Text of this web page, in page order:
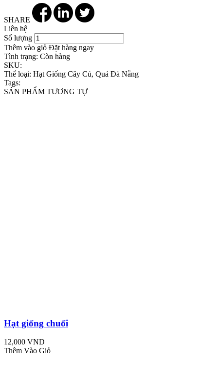
SHARE
Liên hệ
Số lượng
Thêm vào giỏ Đặt hàng ngay
Tình trạng: Còn hàng
SKU:
Thể loại: Hạt Giống Cây Củ, Quả Đà Nẵng
Tags:
SẢN PHẨM TƯƠNG TỰ
Hạt giống chuối
12,000 VND
Thêm Vào Giỏ